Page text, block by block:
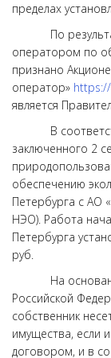
пределах
По
оператором по
признано
оператор»
является
В
заключенного
обеспечению
Петербурга с АО
НЭО). Работа
Петербурга
руб. с
На основании
Российской
собственник
имущества, если
договором, и в